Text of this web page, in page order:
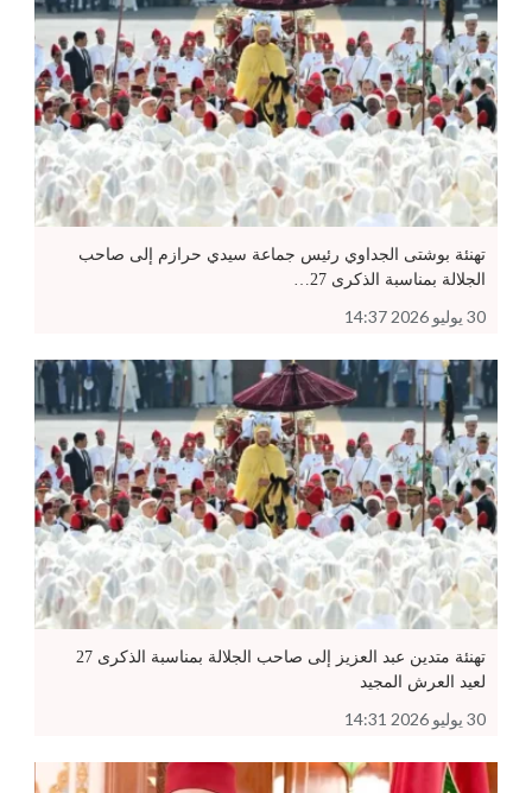
تهنئة بوشتى الجداوي رئيس جماعة سيدي حرازم إلى صاحب
الجلالة بمناسبة الذكرى 27…
30 يوليو 2026 14:37
تهنئة متدين عبد العزيز إلى صاحب الجلالة بمناسبة الذكرى 27
لعيد العرش المجيد
30 يوليو 2026 14:31